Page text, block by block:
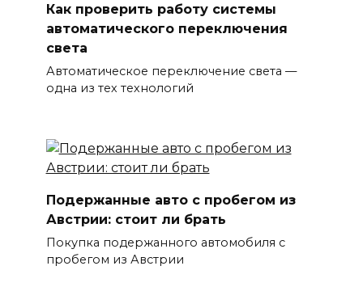
Как проверить работу системы
автоматического переключения
света
Автоматическое переключение света —
одна из тех технологий
Подержанные авто с пробегом из
Австрии: стоит ли брать
Покупка подержанного автомобиля с
пробегом из Австрии